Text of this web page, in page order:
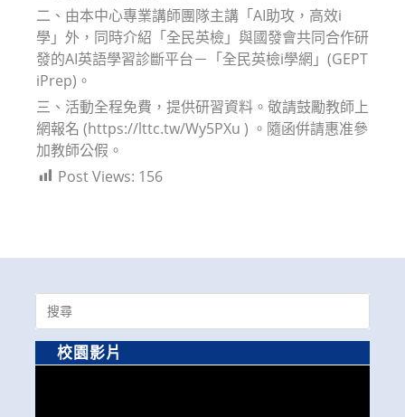
二、由本中心專業講師團隊主講「AI助攻，高效i
學」外，同時介紹「全民英檢」與國發會共同合作研
發的AI英語學習診斷平台－「全民英檢i學網」(GEPT
iPrep)。
三、活動全程免費，提供研習資料。敬請鼓勵教師上
網報名 (https://lttc.tw/Wy5PXu ) 。隨函倂請惠准參
加教師公假。
Post Views: 156
Search
for:
校園影片